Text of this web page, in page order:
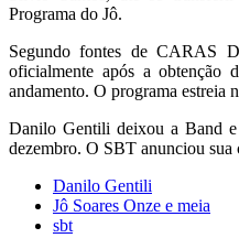
Programa do Jô.
Segundo fontes de CARAS
oficialmente após a obtenção
andamento. O programa estreia
Danilo Gentili deixou a Band
dezembro. O SBT anunciou sua
Danilo Gentili
Jô Soares Onze e meia
sbt